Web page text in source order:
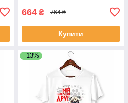
664 ₴ 764 ₴
Купити
–13%